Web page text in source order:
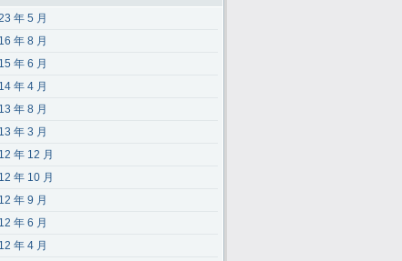
年 5 月
年 8 月
年 6 月
年 4 月
年 8 月
年 3 月
年 12 月
年 10 月
年 9 月
年 6 月
年 4 月